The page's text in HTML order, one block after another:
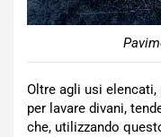
Oltre agli usi
per lavare divani,
che, utilizzando